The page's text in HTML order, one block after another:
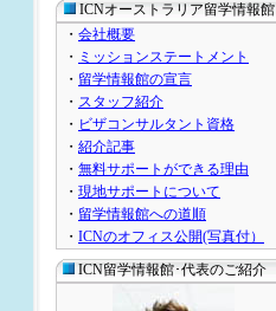
ICNオーストラリア留学情報館
・ 会社概要
・ ミッションステートメント
・ 留学情報館の宣言
・ スタッフ紹介
・ ビザコンサルタント資格
・ 紹介記事
・ 無料サポートができる理由
・ 現地サポートについて
・ 留学情報館への道順
・ ICNのオフィス公開(写真付）
ICN留学情報館･代表のご紹介